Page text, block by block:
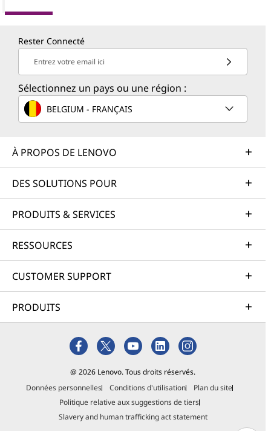
Rester Connecté
Entrez votre email ici
Sélectionnez un pays ou une région :
BELGIUM - FRANÇAIS
À PROPOS DE LENOVO
DES SOLUTIONS POUR
PRODUITS & SERVICES
RESSOURCES
CUSTOMER SUPPORT
PRODUITS
@ 2026 Lenovo. Tous droits réservés.
Données personnelles
Conditions d'utilisation
Plan du site
Politique relative aux suggestions de tiers
Slavery and human trafficking act statement